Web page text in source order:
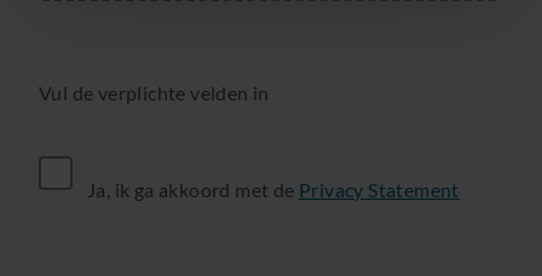
Vul de verplichte velden in
Ja, ik ga akkoord met de Privacy Statement